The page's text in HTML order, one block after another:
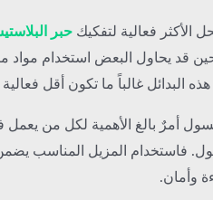
الأكثر فعالية لتفكيك حبر
قد يحاول البعض استخدام مواد
هذه البدائل غالباً ما تكون أقل
أمرٌ بالغ الأهمية لكل من
فاستخدام المزيل المناسب
وأمان.